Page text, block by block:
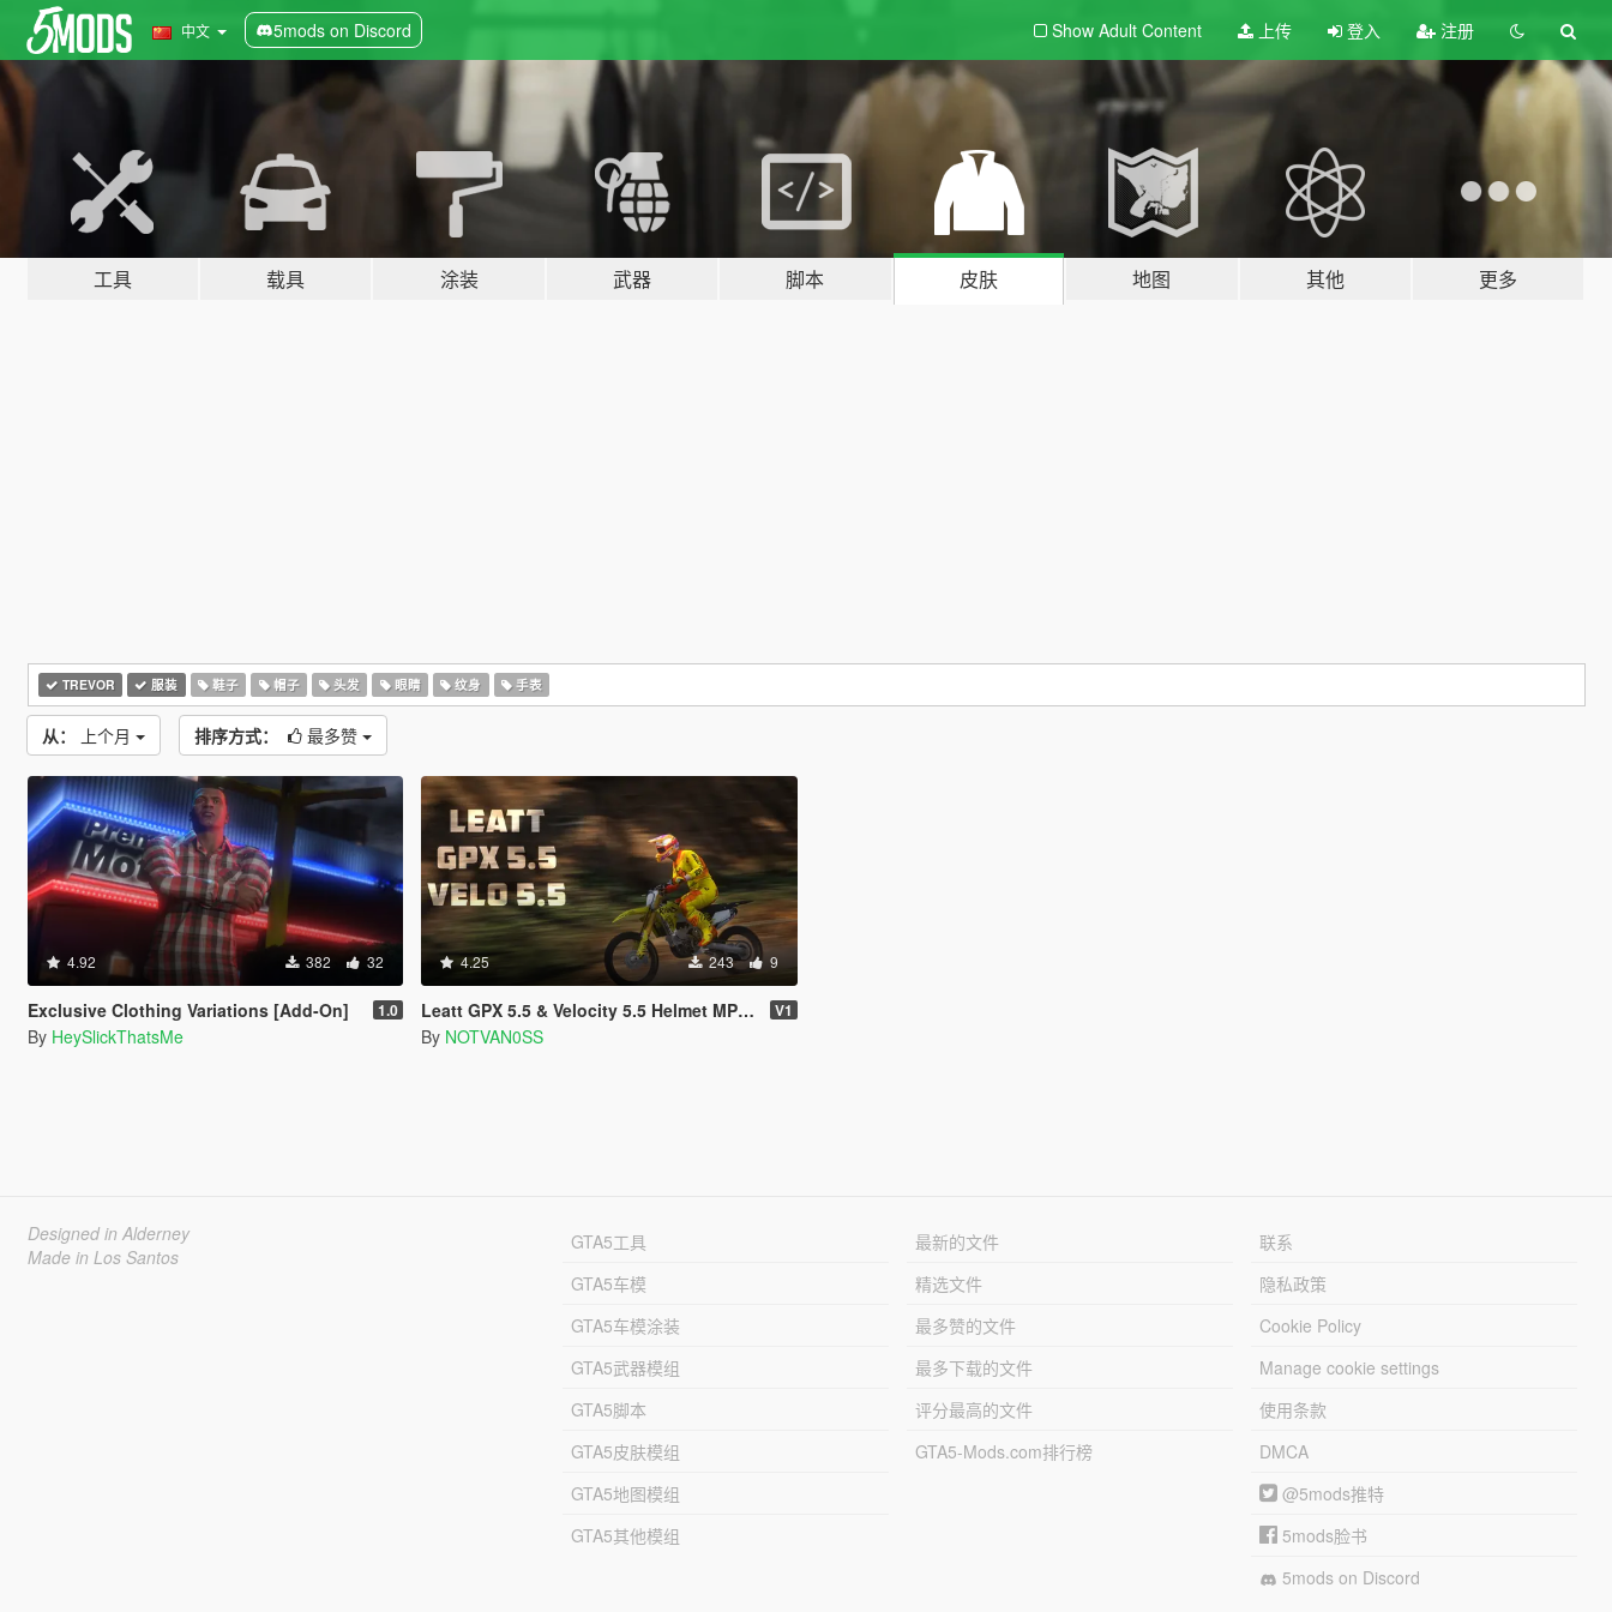
中文 5mods on Discord Show Adult Content 上传 登入 注册
工具 载具 涂装 武器 脚本 皮肤 地图 其他 更多
TREVOR 服装 鞋子 帽子 头发 眼睛 纹身 手表
从： 上个月 排序方式： 最多赞
4.92 382 32
Exclusive Clothing Variations [Add-On] 1.0
By HeySlickThatsMe
4.25 243 9
Leatt GPX 5.5 & Velocity 5.5 Helmet MP & SP V1
By NOTVAN0SS
Designed in Alderney
Made in Los Santos
GTA5工具
GTA5车模
GTA5车模涂装
GTA5武器模组
GTA5脚本
GTA5皮肤模组
GTA5地图模组
GTA5其他模组
最新的文件
精选文件
最多赞的文件
最多下载的文件
评分最高的文件
GTA5-Mods.com排行榜
联系
隐私政策
Cookie Policy
Manage cookie settings
使用条款
DMCA
@5mods推特
5mods脸书
5mods on Discord